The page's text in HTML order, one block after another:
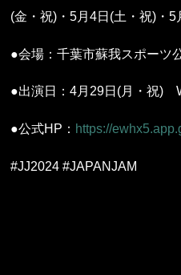
(金・祝)・5月4日(土・祝)・5
●会場：千葉市蘇我スポーツ
●出演日：4月29日(月・祝)
●公式HP： https://
#JJ2024 #JAPANJAM